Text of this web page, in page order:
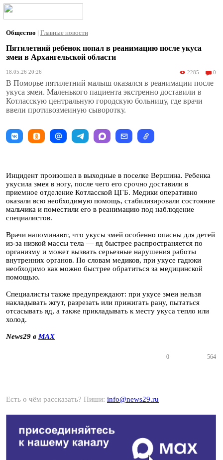
Общество | Главные новости
Пятилетний ребенок попал в реанимацию после укуса
змеи в Архангельской области
18.05.26 20:26 2285 0
В Поморье пятилетний малыш оказался в реанимации после
укуса змеи. Маленького пациента экстренно доставили в
Котласскую центральную городскую больницу, где врачи
ввели противозмеиную сыворотку.
Инцидент произошел в выходные в поселке Вершина. Ребенка
укусила змея в ногу, после чего его срочно доставили в
приемное отделение Котласской ЦГБ. Медики оперативно
оказали всю необходимую помощь, стабилизировали состояние
мальчика и поместили его в реанимацию под наблюдение
специалистов.
Врачи напоминают, что укусы змей особенно опасны для детей
из-за низкой массы тела — яд быстрее распространяется по
организму и может вызвать серьезные нарушения работы
внутренних органов. По словам медиков, при укусе гадюки
необходимо как можно быстрее обратиться за медицинской
помощью.
Специалисты также предупреждают: при укусе змеи нельзя
накладывать жгут, разрезать или прижигать рану, пытаться
отсасывать яд, а также прикладывать к месту укуса тепло или
холод.
News29 в MAX
0 564
Есть о чём рассказать? Пиши: info@news29.ru